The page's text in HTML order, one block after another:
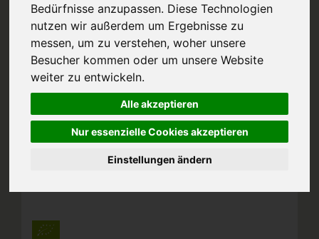
Bedürfnisse anzupassen. Diese Technologien
nutzen wir außerdem um Ergebnisse zu
messen, um zu verstehen, woher unsere
Besucher kommen oder um unsere Website
weiter zu entwickeln.
Alle akzeptieren
Nur essenzielle Cookies akzeptieren
Einstellungen ändern